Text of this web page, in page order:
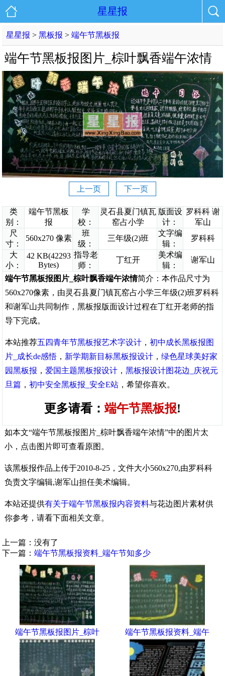
星星报
星星报 >黑板报 >端午节黑板报
端午节黑板报图片_棕叶飘香端午浓情
上一页 下一页
类
别：
端午节黑板
报
学
校：
灵石县夏门镇瓦
窑占小学
版面设
计：
罗科科 谢
军山
尺
寸：
560x270 像素
班
级：
三年级(2)班
文字编
辑：
罗科科
大
小：
42 KB(42293
Bytes)
指导老
师：
丁红开
美术编
辑：
谢军山
端午节黑板报图片_棕叶飘香端午浓情简介：本作品尺寸为
560x270像素，由灵石县夏门镇瓦窑占小学三年级(2)班罗科科
和谢军山共同制作，黑板报版面设计过程在丁红开老师的指
导下完成。
本站推荐五四青年节黑板报艺术字设计 ，初中成长黑板报图
片_成长de感悟 ， 新学期新目标黑板报设计 ，绿色星球美好家
园黑板报 ， 爱国主题黑板报设计 ，黑板报设计图花边_庆祝元
旦篇 ，初中安全黑板报_安全E站 ，希望你喜欢。
更多请看：端午节黑板报!
如本文“端午节黑板报图片_棕叶飘香端午浓情”中的图片太
小，点击图片即可查看原图。
该黑板报作品上传于2010-8-25，文件大小560x270,由罗科科
负责文字编辑,谢军山担任美术编辑。
本站还提供有关于端午节黑板报内容资料与花边图片素材供
你参考，请看下面相关文章。
上一篇：没有了
下一篇：端午节黑板报资料_端午节知多少
端午节黑板报图片_棕叶 端午节黑板报资料_端午